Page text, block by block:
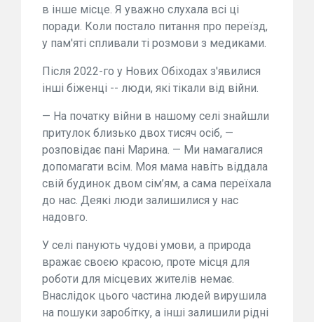
в інше місце. Я уважно слухала всі ці
поради. Коли постало питання про переїзд,
у пам'яті спливали ті розмови з медиками.
Після 2022-го у Нових Обіходах з'явилися
інші біженці -- люди, які тікали від війни.
— На початку війни в нашому селі знайшли
притулок близько двох тисяч осіб, —
розповідає пані Марина. — Ми намагалися
допомагати всім. Моя мама навіть віддала
свій будинок двом сім’ям, а сама переїхала
до нас. Деякі люди залишилися у нас
надовго.
У селі панують чудові умови, а природа
вражає своєю красою, проте місця для
роботи для місцевих жителів немає.
Внаслідок цього частина людей вирушила
на пошуки заробітку, а інші залишили рідні